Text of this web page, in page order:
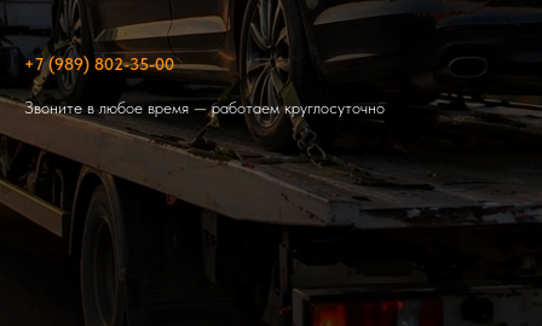
+7 (989) 802-35-00
Звоните в любое время — работаем круглосуточно